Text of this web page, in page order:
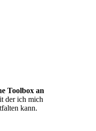
Toolbox an
der ich mich
kann.